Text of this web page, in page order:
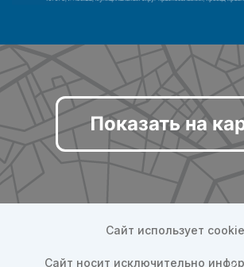
Показать на
Сайт использует
Сайт носит исключительно